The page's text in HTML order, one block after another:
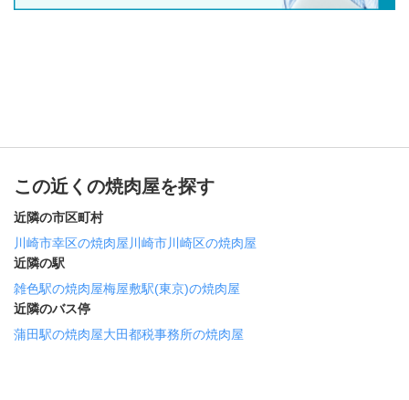
この近くの焼肉屋を探す
近隣の市区町村
川崎市幸区の焼肉屋川崎市川崎区の焼肉屋
近隣の駅
雑色駅の焼肉屋梅屋敷駅(東京)の焼肉屋
近隣のバス停
蒲田駅の焼肉屋大田都税事務所の焼肉屋